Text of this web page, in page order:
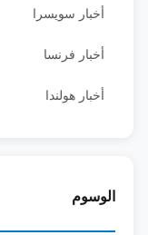
أخبار سويسرا
أخبار فرنسا
أخبار هولندا
الوسوم